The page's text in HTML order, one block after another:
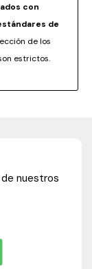
con
de
de los
estrictos.
nuestros